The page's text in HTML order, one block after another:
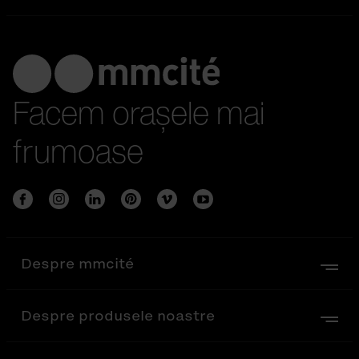
Facem orașele mai
frumoase
Despre mmcité
Despre produsele noastre